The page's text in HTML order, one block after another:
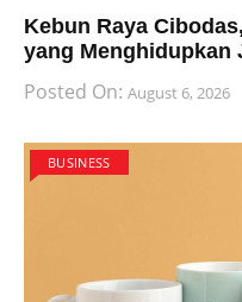
Kebun Raya
yang Menghidupkan
Posted On: August 6, 2026
BUSINESS